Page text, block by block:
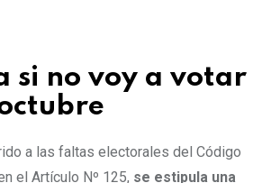
si no voy a votar
a las faltas electorales del Código
el Artículo Nº 125, se estipula una